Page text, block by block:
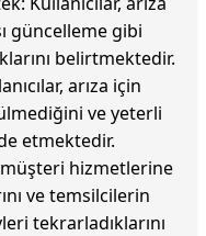
güncelleme gibi
belirtmektedir.
arıza için
ve yeterli
etmektedir.
müşteri hizmetlerine
ve temsilcilerin
tekrarladıklarını